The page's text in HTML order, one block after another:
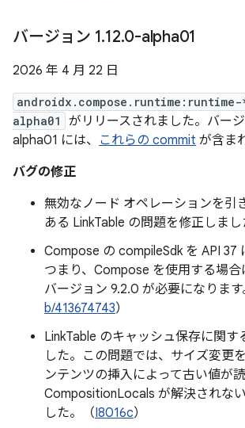
バージョン 1.12.0-alpha01
2026 年 4 月 22 日
alpha01
がリリースされました。バー
alpha01 には、 これらの commit が含ま
バグの修正
無効なノード オペレーションを引
ある LinkTable の問題を修正しま
Compose の compileSdk を API 37
つまり、Compose を使用する場合
バージョン 9.2.0 が必要になります
b/413674743）
LinkTable のキャッシュ保存に関す
した。この問題では、サイズ変更
ンテンツの挿入によって古い値が読
CompositionLocals が解決されな
した。（I8016c）